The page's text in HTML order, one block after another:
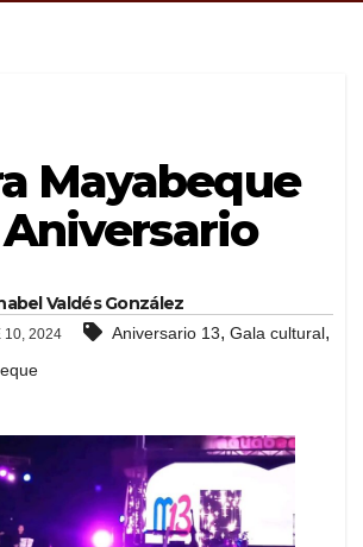
Mayabeque
Valdés González
10, 2024 Aniversario 13, Gala cultural,